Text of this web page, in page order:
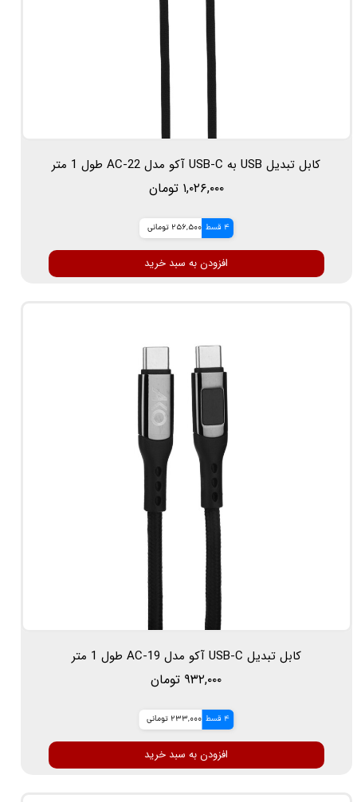
کابل تبدیل USB به USB-C آکو مدل AC-22 طول 1 متر
۱,۰۲۶,۰۰۰ تومان
4 قسط 256,500 تومانی
افزودن به سبد خرید
کابل تبدیل USB-C آکو مدل AC-19 طول 1 متر
۹۳۲,۰۰۰ تومان
4 قسط 233,000 تومانی
افزودن به سبد خرید